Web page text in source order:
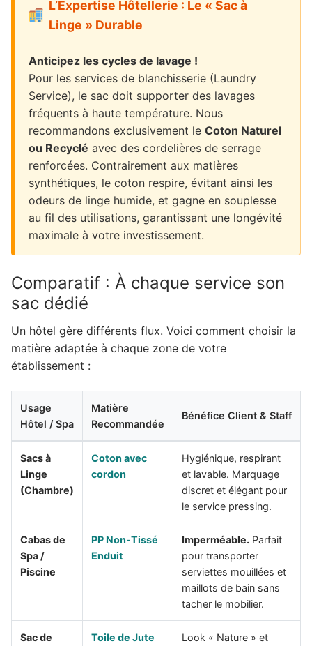
L’Expertise Hôtellerie : Le « Sac à
Linge » Durable
Anticipez les cycles de lavage !
Pour les services de blanchisserie (Laundry
Service), le sac doit supporter des lavages
fréquents à haute température. Nous
recommandons exclusivement le Coton Naturel
ou Recyclé avec des cordelières de serrage
renforcées. Contrairement aux matières
synthétiques, le coton respire, évitant ainsi les
odeurs de linge humide, et gagne en souplesse
au fil des utilisations, garantissant une longévité
maximale à votre investissement.
Comparatif : À chaque service son
sac dédié
Un hôtel gère différents flux. Voici comment choisir la
matière adaptée à chaque zone de votre
établissement :
Usage
Hôtel / Spa
Matière
Recommandée
Bénéfice Client & Staff
Sacs à
Linge
(Chambre)
Coton avec
cordon
Hygiénique, respirant
et lavable. Marquage
discret et élégant pour
le service pressing.
Cabas de
Spa /
Piscine
PP Non-Tissé
Enduit
Imperméable. Parfait
pour transporter
serviettes mouillées et
maillots de bain sans
tacher le mobilier.
Sac de
Toile de Jute
Look « Nature » et